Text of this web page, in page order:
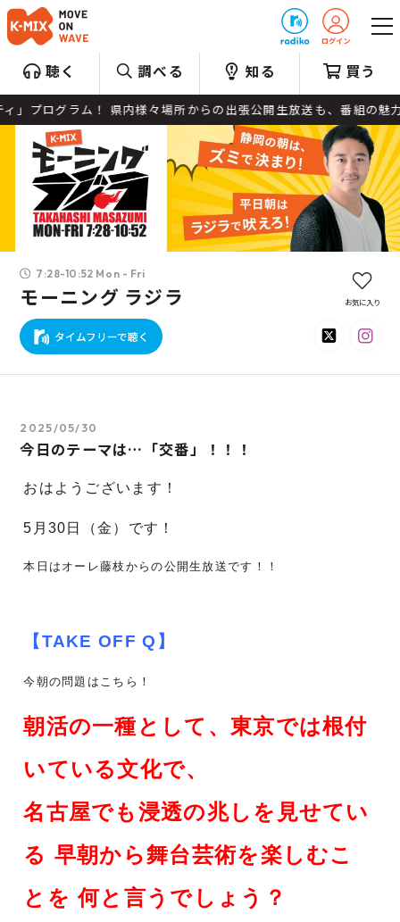
聴く 調べる 知る 買う
ログラム！ 県内様々場所からの出張公開生放送も、番組の魅力で
7:28-10:52 Mon - Fri
モーニング ラジラ
タイムフリーで聴く
お気に入り
2025/05/30
今日のテーマは…「交番」！！！
おはようございます！
5月30 日（金）です！
本日はオーレ藤枝からの公開生放送です！！
【TAKE OFF Q】
今朝の問題はこちら！
朝活の一種として、東京では根付
いている文化で、
名古屋でも浸透の兆しを見せてい
る 早朝から舞台芸術を楽しむこ
とを 何と言うでしょう？